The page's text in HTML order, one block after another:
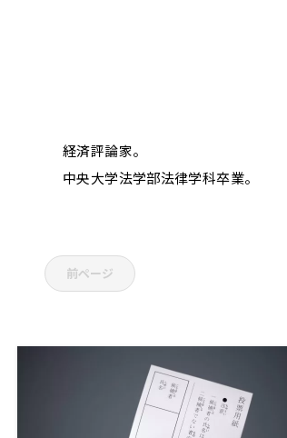
経済評論家。
中央大学法学部法律学科卒業。
前ページ